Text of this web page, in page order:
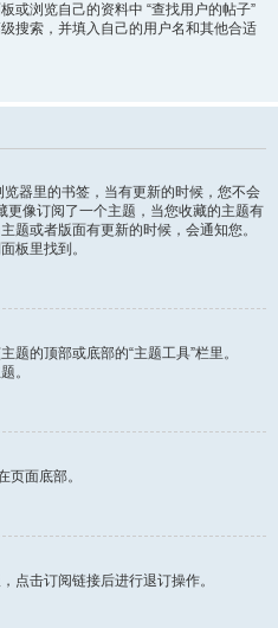
或浏览自己的资料中 “查找用户的帖子”
搜索，并填入自己的用户名和其他合适
器里的书签，当有更新的时候，您不会
像订阅了一个主题，当您收藏的主题有
题或者版面有更新的时候，会通知您。
板里找到。
的顶部或底部的“主题工具”栏里。
。
页面底部。
点击订阅链接后进行退订操作。